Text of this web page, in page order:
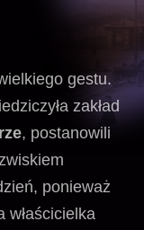
gestu.
zakład
, postanowili
ponieważ
właścicielka